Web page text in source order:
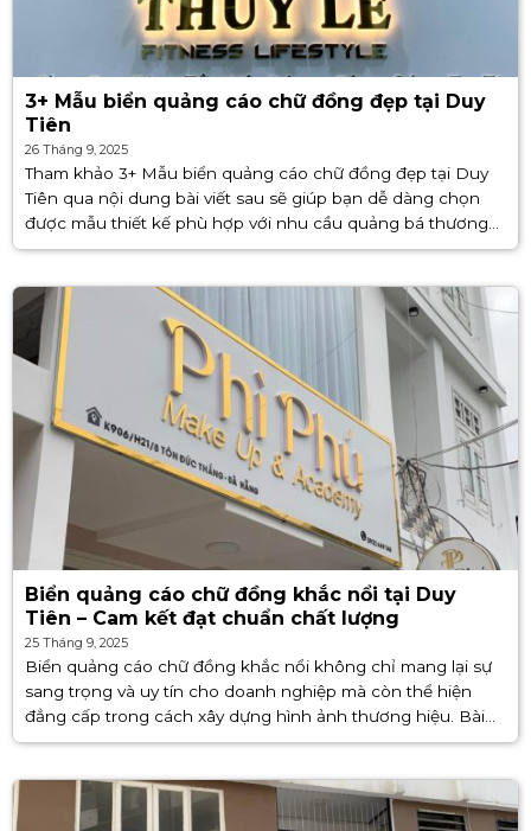
3+ Mẫu biển quảng cáo chữ đồng đẹp tại Duy
Tiên
26 Tháng 9, 2025
Tham khảo 3+ Mẫu biển quảng cáo chữ đồng đẹp tại Duy
Tiên qua nội dung bài viết sau sẽ giúp bạn dễ dàng chọn
được mẫu thiết kế phù hợp với nhu cầu quảng bá thương
hiệu. Đặc biệt, [...]
Biển quảng cáo chữ đồng khắc nổi tại Duy
Tiên – Cam kết đạt chuẩn chất lượng
25 Tháng 9, 2025
Biển quảng cáo chữ đồng khắc nổi không chỉ mang lại sự
sang trọng và uy tín cho doanh nghiệp mà còn thể hiện
đẳng cấp trong cách xây dựng hình ảnh thương hiệu. Bài
viết sau sẽ giúp bạn [...]